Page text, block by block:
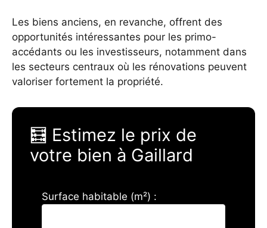
Les biens anciens, en revanche, offrent des
opportunités intéressantes pour les primo-
accédants ou les investisseurs, notamment dans
les secteurs centraux où les rénovations peuvent
valoriser fortement la propriété.
🧮 Estimez le prix de
votre bien à Gaillard
Surface habitable (m²) :